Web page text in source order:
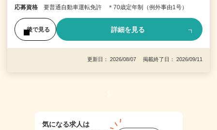
応募資格 要普通自動車運転免許 ＊70歳定年制（例外事由1号）
後で見る 詳細を見る
更新日： 2026/08/07 掲載終了日： 2026/09/11
1
気になる求人は